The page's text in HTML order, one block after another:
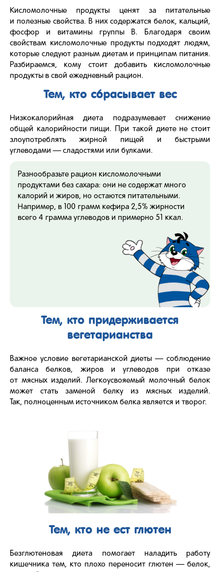
Кисломолочные продукты ценят за питательные
и полезные свойства. В них содержатся белок, кальций,
фосфор и витамины группы В. Благодаря своим
свойствам кисломолочные продукты подходят людям,
которые следуют разным диетам и принципам питания.
Разбираемся, кому стоит добавить кисломолочные
продукты в свой ежедневный рацион.
Тем, кто сбрасывает вес
Низкокалорийная диета подразумевает снижение
общей калорийности пищи. При такой диете не стоит
злоупотреблять жирной пищей и быстрыми
углеводами — сладостями или булками.
Разнообразьте рацион кисломолочными
продуктами без сахара: они не содержат много
калорий и жиров, но остаются питательными.
Например, в 100 грамм кефира 2,5% жирности
всего 4 грамма углеводов и примерно 51 ккал.
Тем, кто придерживается
вегетарианства
Важное условие вегетарианской диеты — соблюдение
баланса белков, жиров и углеводов при отказе
от мясных изделий. Легкоусвояемый молочный белок
может стать заменой белку из мясных изделий.
Так, полноценным источником белка является и творог.
Тем, кто не ест глютен
Безглютеновая диета помогает наладить работу
кишечника тем, кто плохо переносит глютен — белок,